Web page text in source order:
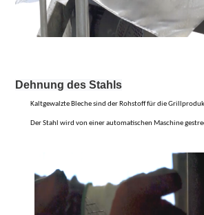
Dehnung des Stahls
Kaltgewalzte Bleche sind der Rohstoff für die
Der Stahl wird von einer automatischen Maschine